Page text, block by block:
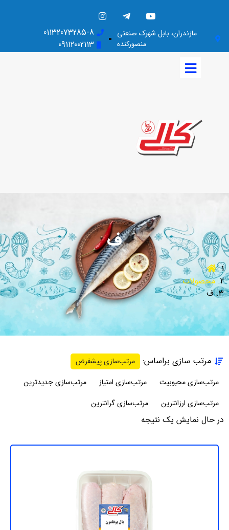
مازندران، بابل شهرک صنعتی
منصورکنده
01132073285-8
09112002113
ف
محصولات
ف
در حال نمایش یک نتیجه
مرتب سازی براساس:
مرتب‌سازی پیشفرض
مرتب‌سازی محبوبیت
مرتب‌سازی امتیاز
مرتب‌سازی جدیدترین
مرتب‌سازی ارزانترین
مرتب‌سازی گرانترین